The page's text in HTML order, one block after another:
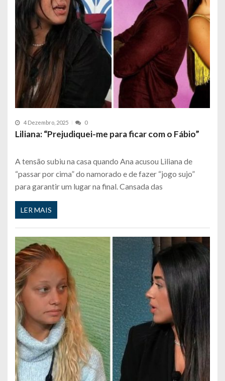
4 Dezembro, 2025 0
Liliana: “Prejudiquei-me para ficar com o Fábio”
A tensão subiu na casa quando Ana acusou Liliana de
“passar por cima” do namorado e de fazer “jogo sujo”
para garantir um lugar na final. Cansada das
LER MAIS